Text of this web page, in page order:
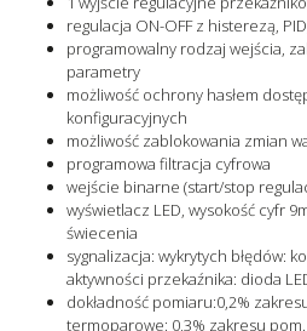
regulacja ON-OFF z histerezą,
programowalny rodzaj wejścia,
parametry
możliwość ochrony hasłem
konfiguracyjnych
możliwość zablokowania zmian
programowa filtracja cyfrowa
wejście binarne (start/stop
wyświetlacz LED, wysokość cyfr
świecenia
sygnalizacja: wykrytych błędów:
aktywności przekaźnika: dioda
dokładność pomiaru:0,2%
termoparowe: 0,3% zakresu